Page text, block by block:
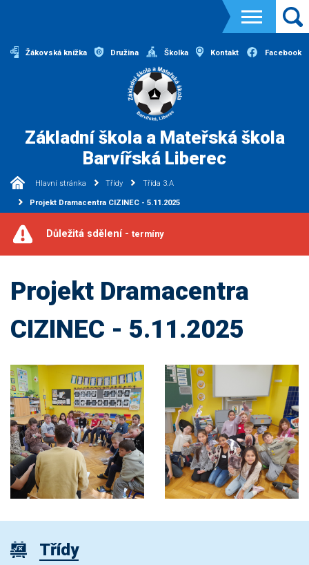
Žákovská knížka Družina Školka Kontakt Facebook
Základní škola a Mateřská škola
Barvířská Liberec
Hlavní stránka Třídy Třída 3.A
Projekt Dramacentra CIZINEC - 5.11.2025
Důležitá sdělení - termíny
Projekt Dramacentra
CIZINEC - 5.11.2025
Třídy